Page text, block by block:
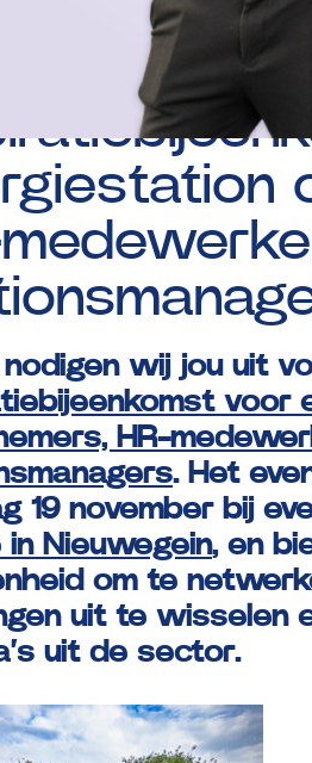
nodigen wij jou uit
voor
HR-
. Het
19 november bij
in Nieuwegein, en
om te
uit te wisselen
uit de sector.